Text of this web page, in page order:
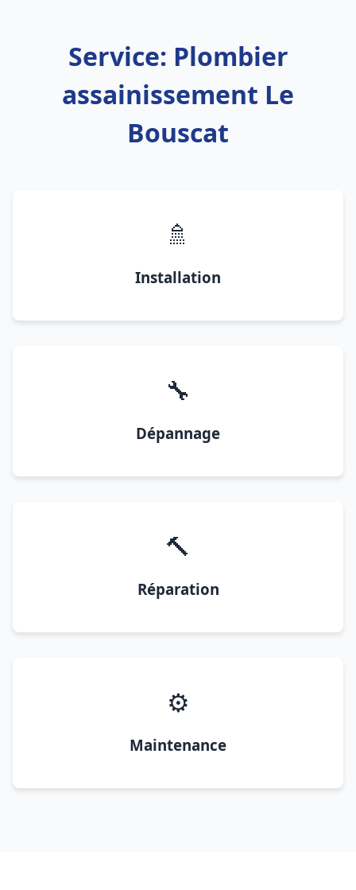
Service: Plombier
assainissement Le
Bouscat
🚿
Installation
🔧
Dépannage
🔨
Réparation
⚙️
Maintenance